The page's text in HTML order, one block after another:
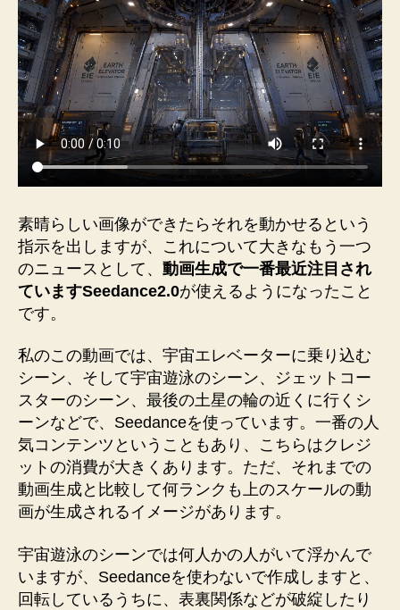
素晴らしい画像ができたらそれを動かせるという
指示を出しますが、これについて大きなもう一つ
のニュースとして、 動画生成で一番最近注目され
ていますSeedance2.0が使えるようになったこと
です。
私のこの動画では、宇宙エレベーターに乗り込む
シーン、そして宇宙遊泳のシーン、ジェットコー
スターのシーン、最後の土星の輪の近くに行くシ
ーンなどで、Seedanceを使っています。一番の人
気コンテンツということもあり、こちらはクレジ
ットの消費が大きくあります。ただ、それまでの
動画生成と比較して何ランクも上のスケールの動
画が生成されるイメージがあります。
宇宙遊泳のシーンでは何人かの人がいて浮かんで
いますが、Seedanceを使わないで作成しますと、
回転しているうちに、表裏関係などが破綻したり